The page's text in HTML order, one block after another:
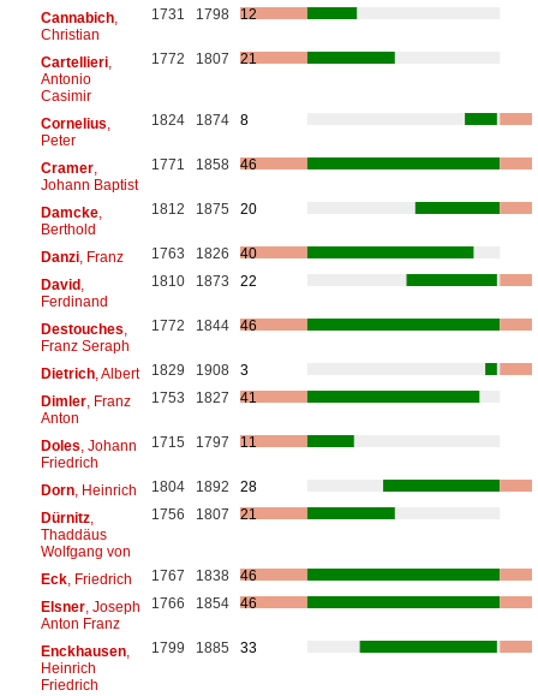
Cannabich,
Christian
1731 1798 12
Cartellieri,
Antonio
Casimir
1772 1807 21
Cornelius
Peter
1824 1874 8
Cramer,
Johann Baptist
1771 1858 46
Damcke,
Berthold
1812 1875 20
Danzi, Franz 1763 1826
40
David,
Ferdinand
1810 1873 22
Destouches
Franz Seraph
1772 1844 46
Dietrich, Albert 1829 1908
3
Dimler, Franz
Anton
1753 1827 41
Doles , Johann
Friedrich
1715 1797 11
Dorn, Heinrich 1804 1892
28
Dürnitz,
Thaddäus
Wolfgang von
1756 1807 21
Eck, Friedrich 1767 1838
46
Elsner, Joseph
Anton Franz
1766 1854 46
Enckhausen,
Heinrich
Friedrich
1799 1885 33